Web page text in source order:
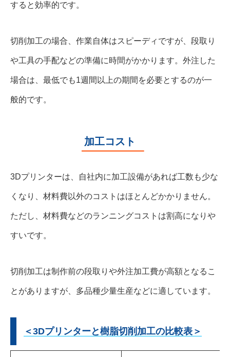
すると効率的です。
切削加工の場合、作業自体はスピーディですが、段取り
や工具の手配などの準備に時間がかかります。外注した
場合は、最低でも1週間以上の期間を必要とするのが一
般的です。
加工コスト
3Dプリンターは、自社内に加工設備があれば工数も少な
くなり、材料費以外のコストはほとんどかかりません。
ただし、材料費などのランニングコストは割高になりや
すいです。
切削加工は制作前の段取りや外注加工費が高額となるこ
とがありますが、多品種少量生産などに適しています。
＜3Dプリンターと樹脂切削加工の比較表＞